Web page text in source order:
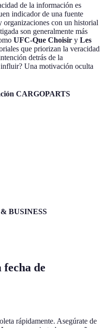
de la información es
indicador de una fuente
organizaciones con un historial
son generalmente más
UFC-Que Choisir y Les
que priorizan la veracidad
detrás de la
Una motivación oculta
CARGOPARTS
BUSINESS
de
rápidamente. Asegúrate de